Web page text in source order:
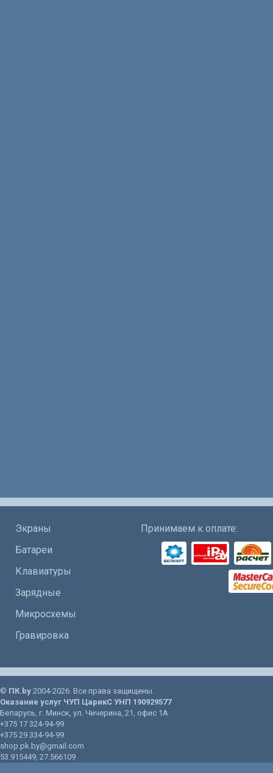
Экраны
Батареи
Клавиатуры
Зарядные
Микросхемы
Гравировка
Принимаем к оплате:
© ПК.by 2004-2026. Все права защищены.
Оказание услуг ЧУП ЦарикС УНП 190929577
Беларусь, г. Минск, ул. Чичерина, 21 , офис 1А
+375 17 324-94-99
+375 29 334-94-99
shop.pk.by@gmail.com
53.915449, 27.566109